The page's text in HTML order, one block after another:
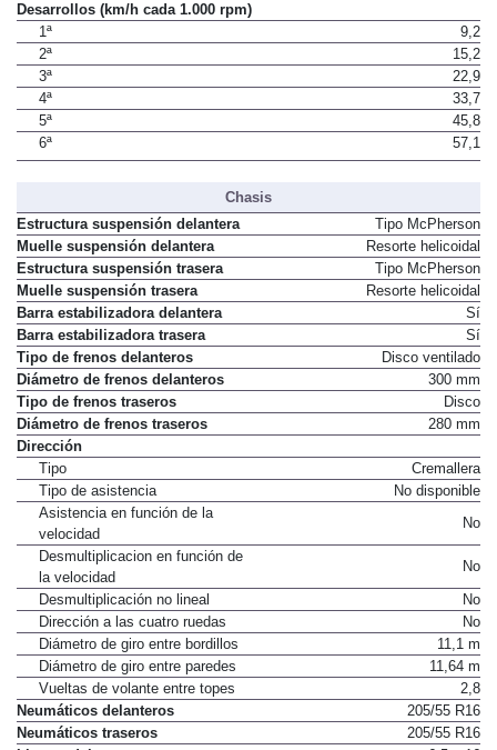
Desarrollos (km/h cada 1.000 rpm)
1ª
9,2
2ª
15,2
3ª
22,9
4ª
33,7
5ª
45,8
6ª
57,1
Chasis
Estructura suspensión delantera
Tipo McPherson
Muelle suspensión delantera
Resorte helicoidal
Estructura suspensión trasera
Tipo McPherson
Muelle suspensión trasera
Resorte helicoidal
Barra estabilizadora delantera
Sí
Barra estabilizadora trasera
Sí
Tipo de frenos delanteros
Disco ventilado
Diámetro de frenos delanteros
300 mm
Tipo de frenos traseros
Disco
Diámetro de frenos traseros
280 mm
Dirección
Tipo
Cremallera
Tipo de asistencia
No disponible
Asistencia en función de la
velocidad
No
Desmultiplicacion en función de
la velocidad
No
Desmultiplicación no lineal
No
Dirección a las cuatro ruedas
No
Diámetro de giro entre bordillos
11,1 m
Diámetro de giro entre paredes
11,64 m
Vueltas de volante entre topes
2,8
Neumáticos delanteros
205/55 R16
Neumáticos traseros
205/55 R16